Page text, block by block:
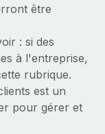
de
les...
être
: si des
à l'entreprise,
rubrique.
est un
pour gérer et